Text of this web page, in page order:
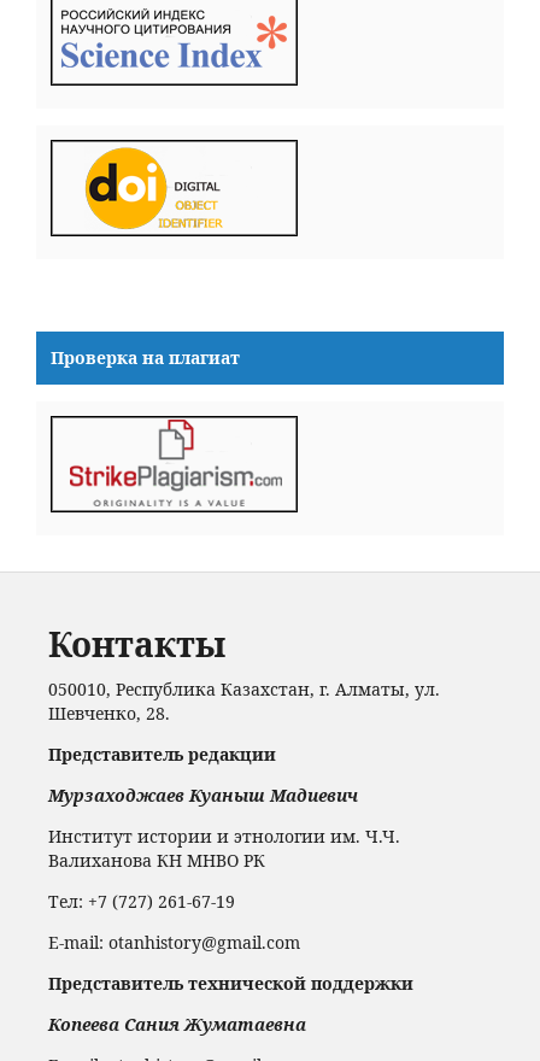
Проверка на плагиат
Контакты
050010, Республика Казахстан, г. Алматы, ул.
Шевченко, 28.
Представитель редакции
Мурзаходжаев Куаныш Мадиевич
Институт истории и этнологии им. Ч.Ч.
Валиханова КН МНВО РК
Тел: +7 (727) 261-67-19
Е-mail: otanhistory@gmail.com
Представитель технической поддержки
Копеева Сания Жуматаевна